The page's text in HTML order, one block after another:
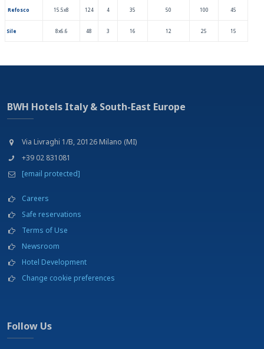
Refosco 15.5x8 124 4 35 50 100 45
Sile 8x6.6 48 3 16 12 25 15
BWH Hotels Italy & South-East Europe
Via Livraghi 1/B, 20126 Milano (MI)
+39 02 831081
[email protected]
Careers
Safe reservations
Terms of Use
Newsroom
Hotel Development
Change cookie preferences
Follow Us